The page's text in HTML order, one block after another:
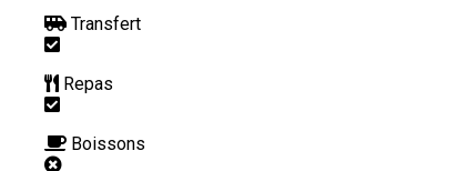
Transfert
Repas
Boissons